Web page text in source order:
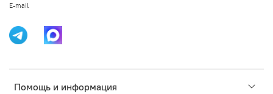
Помощь и информация
E-mail